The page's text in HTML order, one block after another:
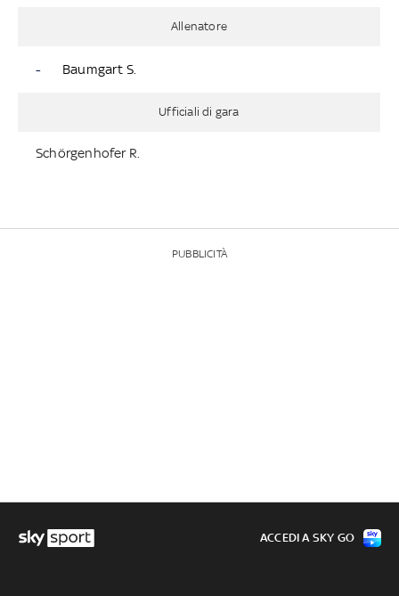
Allenatore
- Baumgart S.
Ufficiali di gara
Schörgenhofer R.
PUBBLICITÀ
ACCEDI A SKY GO